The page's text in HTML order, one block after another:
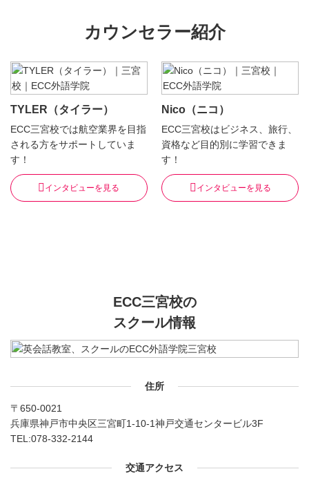
カウンセラー紹介
TYLER（タイラー）
ECC三宮校では航空業界を目指
される方をサポートしていま
す！
インタビューを見る
Nico（ニコ）
ECC三宮校はビジネス、旅行、
資格など目的別に学習できま
す！
インタビューを見る
ECC三宮校の
スクール情報
住所
〒650-0021
兵庫県神戸市中央区三宮町1-10-1神戸交通センタービル3F
TEL:078-332-2144
交通アクセス